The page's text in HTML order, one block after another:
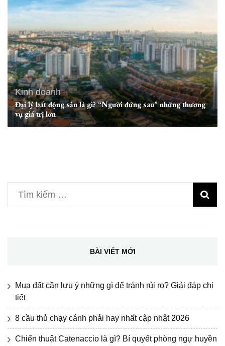
Kinh doanh
Đại lý bất động sản là gì? “Người đứng sau” những thương
vụ giá trị lớn
Tìm
kiếm
BÀI VIẾT MỚI
Mua đất cần lưu ý những gì để tránh rủi ro? Giải đáp chi
tiết
8 cầu thủ chạy cánh phải hay nhất cập nhật 2026
Chiến thuật Catenaccio là gì? Bí quyết phòng ngự huyền